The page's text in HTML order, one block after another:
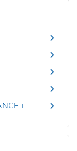
+